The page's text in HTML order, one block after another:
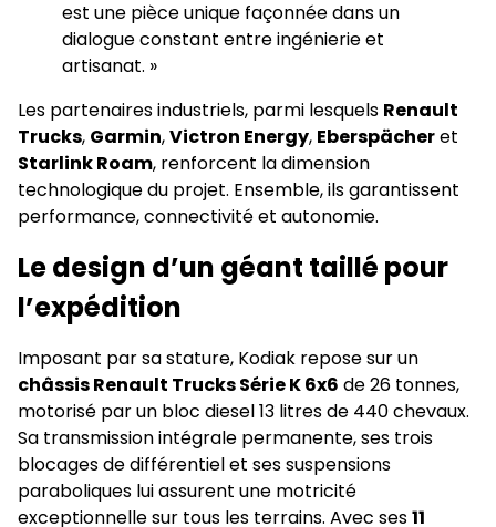
est une pièce unique façonnée dans un
dialogue constant entre ingénierie et
artisanat. »
Les partenaires industriels, parmi lesquels Renault
Trucks, Garmin,Victron Energy, Eberspächeret
Starlink Roam, renforcent la dimension
technologique du projet. Ensemble, ils garantissent
performance, connectivité et autonomie.
Le design d’un géant taillé pour
l’expédition
Imposant par sa stature, Kodiak repose sur un
châssis Renault Trucks Série K 6x6 de 26 tonnes,
motorisé par un bloc diesel 13 litres de 440 chevaux.
Sa transmission intégrale permanente, ses trois
blocages de différentiel et ses suspensions
paraboliques lui assurent une motricité
exceptionnelle sur tous les terrains. Avec ses11